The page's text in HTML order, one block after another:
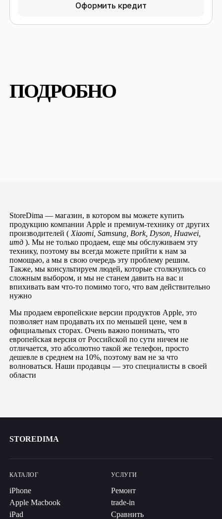
Оформить кредит
ПОДРОБНО
StoreDima — магазин, в котором вы можете купить
продукцию компании Apple и премиум-технику от других
производителей ( Xiaomi, Samsung, Bork, Dyson, Huawei,
итд). Мы не только продаем, еще мы обслуживаем эту
технику, поэтому вы всегда можете прийти к нам за
помощью, а мы в свою очередь эту проблему решим.
Также, мы консультируем людей, которые столкнулись со
сложным выбором, и мы не станем давить на вас и
впихивать вам что-то помимо того, что вам действительно
нужно
Мы продаем европейские версии продуктов Apple, это
позволяет нам продавать их по меньшей цене, чем в
официальных сторах. Очень важно понимать, что
европейская версия от Российской по сути ничем не
отличается, это абсолютно такой же телефон, просто
дешевле в среднем на 10%, поэтому вам не за что
волноваться. Наши продавцы — это специалисты в своей
области
STOREDIMA
КАТАЛОГ
iPhone
Apple Macbook
iPad
УСЛУГИ
Ремонт
trade-in
Сравнить